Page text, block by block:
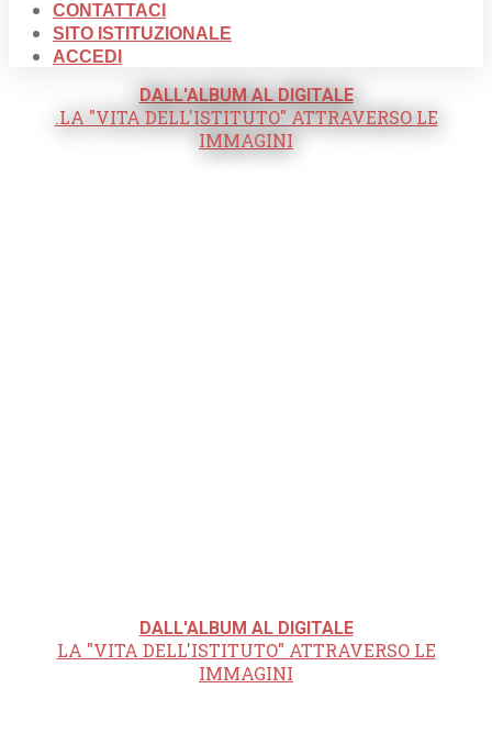
CONTATTACI
SITO ISTITUZIONALE
ACCEDI
DALL'ALBUM AL DIGITALE
.LA "VITA DELL'ISTITUTO" ATTRAVERSO LE
IMMAGINI
DALL'ALBUM AL DIGITALE
LA "VITA DELL'ISTITUTO" ATTRAVERSO LE
IMMAGINI